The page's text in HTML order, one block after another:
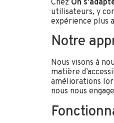
Chez On
utilisateurs, y
expérience plus
Notre
Nous visons à
matière
améliorations
nous nous